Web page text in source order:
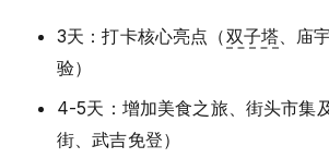
3天：打卡核心亮点（双子塔、庙
验）
4-5天：增加美食之旅、街头市集
街、武吉免登）